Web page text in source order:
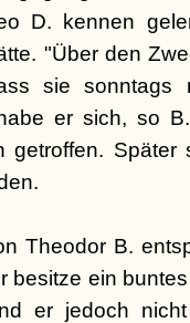
D. kennen
"Über den
sie sonntags
er sich, so
getroffen.
Theodor B.
besitze ein
er jedoch